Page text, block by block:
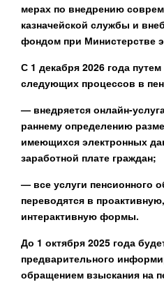
мерах по внедрению
казначейской службы и
фондом при Министерстве
С 1 декабря 2026 года
следующих процессов в
— внедряется онлайн-
раннему определению
имеющихся электронных
заработной плате граждан;
— все услуги пенсионного
переводятся в
интерактивную формы.
До 1 октября 2025 года
предварительного
обращением взыскания на